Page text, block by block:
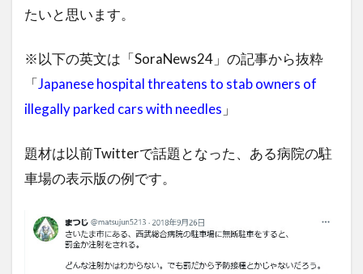
たいと思います。
※以下の英文は「SoraNews24」の記事から抜粋
「Japanese hospital threatens to stab owners of
illegally parked cars with needles 」
題材は以前Twitterで話題となった、ある病院の駐
車場の表示版の例です。